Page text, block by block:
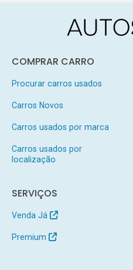
COMPRAR CARRO
Procurar carros usados
Carros Novos
Carros usados por marca
Carros usados por
localização
SERVIÇOS
Venda Já
Premium